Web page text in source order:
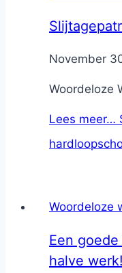
ByNicole
November
Woordeloze
Lees meer…
Woordeloze
Een
halve werk!